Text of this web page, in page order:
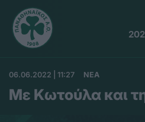
06.06.2022 | 11:27 ΝΕΑ
Με Κωτούλα και